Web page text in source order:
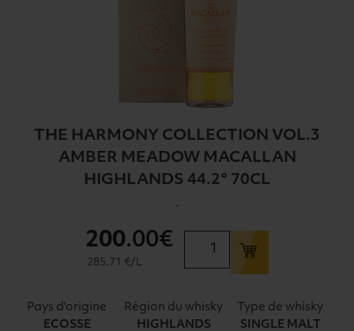
THE HARMONY COLLECTION VOL.3
AMBER MEADOW MACALLAN
HIGHLANDS 44.2° 70CL
-
COLLECTION
200.00€
285.71 €/L
Pays d'origine
ECOSSE
Région du whisky
HIGHLANDS
Type de whisky
SINGLE MALT